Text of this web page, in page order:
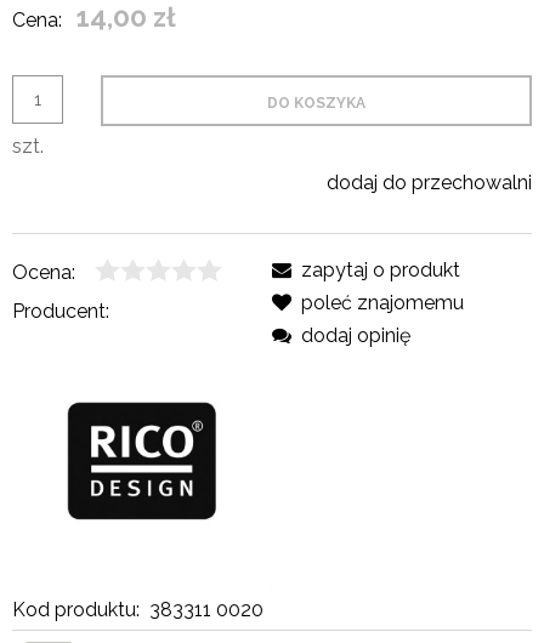
Cena: 14,00 zł
szt.
DO KOSZYKA
dodaj do przechowalni
Ocena:
Producent:
Kod produktu: 383311 0020
zapytaj o produkt
poleć znajomemu
dodaj opinię